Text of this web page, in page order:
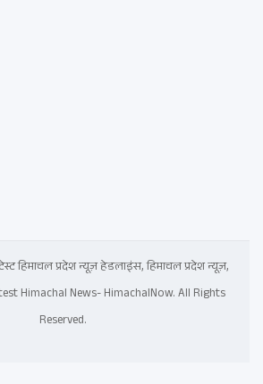
हिमाचल प्रदेश न्यूज़ हेडलाइंस, हिमाचल प्रदेश न्यूज़,
Himachal News- HimachalNow. All Rights
Reserved.